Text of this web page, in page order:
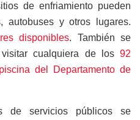
de enfriamiento pueden
autobuses y otros lugares.
disponibles. También se
cualquiera de los 92
del Departamento de
de servicios públicos se